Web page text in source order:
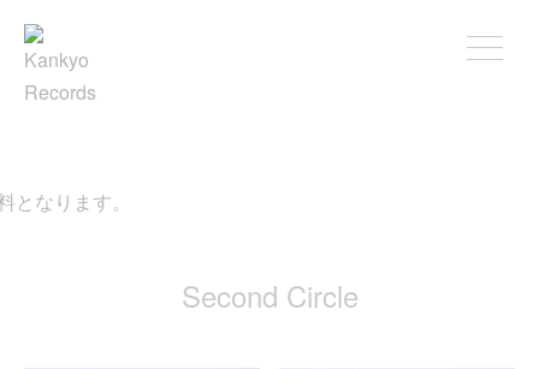
なります。
Second Circle